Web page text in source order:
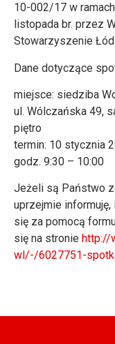
10-002/17 w
listopada br. przez
Stowarzyszenie
Dane dotyczące
miejsce: siedziba
ul. Wólczańska 49,
piętro
termin: 10 stycznia
godz. 9:30 – 10:00
Jeżeli są Państwo
uprzejmie
się za pomocą
się na stronie http://
wl/-/6027751-